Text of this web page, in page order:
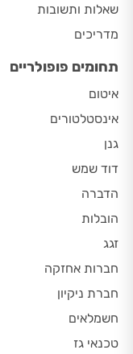
שאלות ותשובות
מדריכים
תחומים פופולריים
איטום
אינסטלטורים
גנן
דוד שמש
הדברה
הובלות
זגג
חברות אחזקה
חברת ניקיון
חשמלאים
טכנאי גז